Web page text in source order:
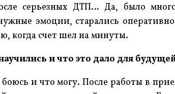
серьезных ДТП… Да, было
эмоции, старались
когда счет шел на минуты.
и что это дало для
и что могу. После работы в